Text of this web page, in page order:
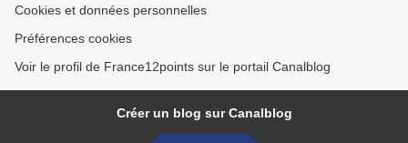
Cookies et données personnelles
Préférences cookies
Voir le profil de France12points sur le portail Canalblog
Créer un blog sur Canalblog